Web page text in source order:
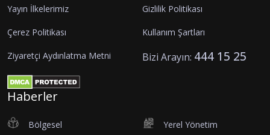
Yayın İlkelerimiz Gizlilik Politikası
Çerez Politikası Kullanım Şartları
Ziyaretçi Aydınlatma Metni Bizi Arayın: 444 15 25
Haberler
Bölgesel Yerel Yönetim